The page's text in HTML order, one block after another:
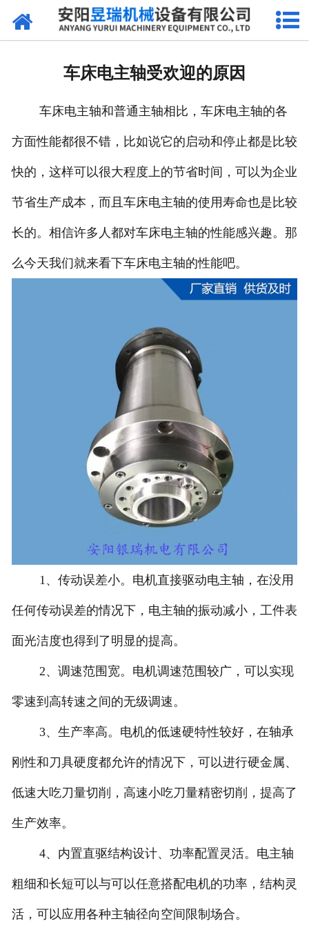
网站首页
联系我们
车床电主轴受欢迎的原因
车床电主轴和普通主轴相比，车床电主轴的各
方面性能都很不错，比如说它的启动和停止都是比较
快的，这样可以很大程度上的节省时间，可以为企业
节省生产成本，而且车床电主轴的使用寿命也是比较
长的。相信许多人都对车床电主轴的性能感兴趣。那
么今天我们就来看下车床电主轴的性能吧。
1、传动误差小。电机直接驱动电主轴，在没用
任何传动误差的情况下，电主轴的振动减小，工件表
面光洁度也得到了明显的提高。
2、调速范围宽。电机调速范围较广，可以实现
零速到高转速之间的无级调速。
3、生产率高。电机的低速硬特性较好，在轴承
刚性和刀具硬度都允许的情况下，可以进行硬金属、
低速大吃刀量切削，高速小吃刀量精密切削，提高了
生产效率。
4、内置直驱结构设计、功率配置灵活。电主轴
粗细和长短可以与可以任意搭配电机的功率，结构灵
活，可以应用各种主轴径向空间限制场合。